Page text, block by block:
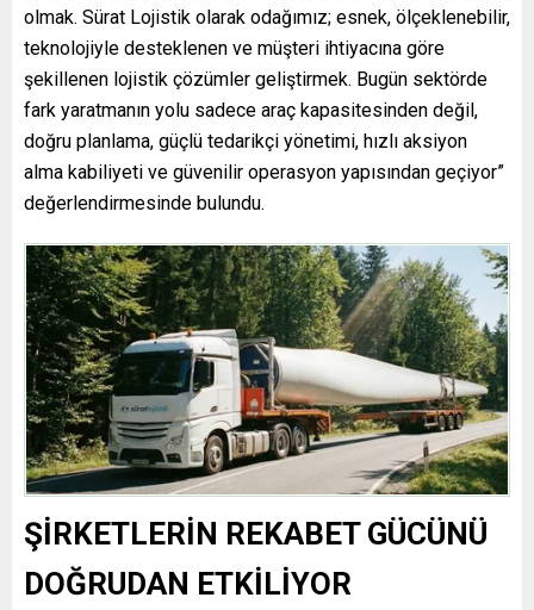
olmak. Sürat Lojistik olarak odağımız; esnek, ölçeklenebilir,
teknolojiyle desteklenen ve müşteri ihtiyacına göre
şekillenen lojistik çözümler geliştirmek. Bugün sektörde
fark yaratmanın yolu sadece araç kapasitesinden değil,
doğru planlama, güçlü tedarikçi yönetimi, hızlı aksiyon
alma kabiliyeti ve güvenilir operasyon yapısından geçiyor”
değerlendirmesinde bulundu.
ŞİRKETLERİN REKABET GÜCÜNÜ
DOĞRUDAN ETKİLİYOR